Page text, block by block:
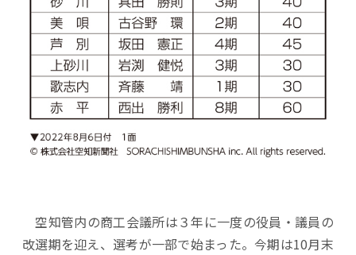
空知管内の商工会議所は３年に一度の役員・議員の
改選期を迎え、選考が一部で始まった。今期は10月末